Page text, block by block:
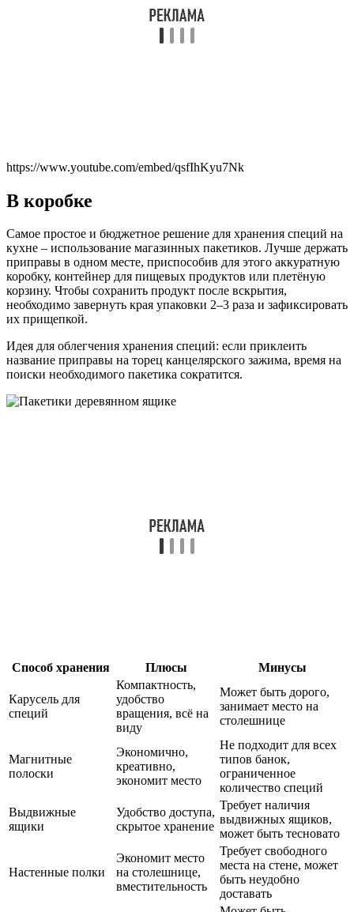
https://www.youtube.com/embed/qsfIhKyu7Nk
В коробке
Самое простое и бюджетное решение для хранения специй на
кухне – использование магазинных пакетиков. Лучше держать
приправы в одном месте, приспособив для этого аккуратную
коробку, контейнер для пищевых продуктов или плетёную
корзину. Чтобы сохранить продукт после вскрытия,
необходимо завернуть края упаковки 2–3 раза и зафиксировать
их прищепкой.
Идея для облегчения хранения специй: если приклеить
название приправы на торец канцелярского зажима, время на
поиски необходимого пакетика сократится.
Способ хранения Плюсы Минусы
Карусель для
специй
Компактность,
удобство
вращения, всё на
виду
Может быть дорого,
занимает место на
столешнице
Магнитные
полоски
Экономично,
креативно,
экономит место
Не подходит для всех
типов банок,
ограниченное
количество специй
Выдвижные
ящики
Удобство доступа,
скрытое хранение
Требует наличия
выдвижных ящиков,
может быть тесновато
Настенные полки
Экономит место
на столешнице,
вместительность
Требует свободного
места на стене, может
быть неудобно
доставать